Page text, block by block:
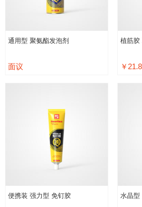
通用型 聚氨酯发泡剂
面议
植筋胶
￥21.8
便携装 强力型 免钉胶 水晶型